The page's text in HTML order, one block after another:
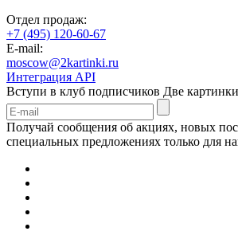
Отдел продаж:
+7 (495) 120-60-67
E-mail:
moscow@2kartinki.ru
Интеграция API
Вступи в клуб подписчиков Две
Получай сообщения об акциях, новых
специальных предложениях только для